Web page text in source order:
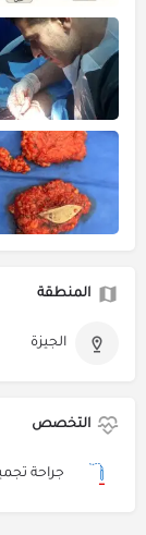
المنطقة
الجيزة
التخصص
جراحة